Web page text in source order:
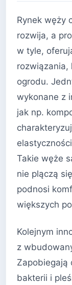
Rynek węży
rozwija, a
w tyle,
rozwiązania,
ogrodu.
wykonane z
jak np.
Takie węże
nie plączą
podnosi
większych
Kolejnym
z
Zapobiegają
bakterii i